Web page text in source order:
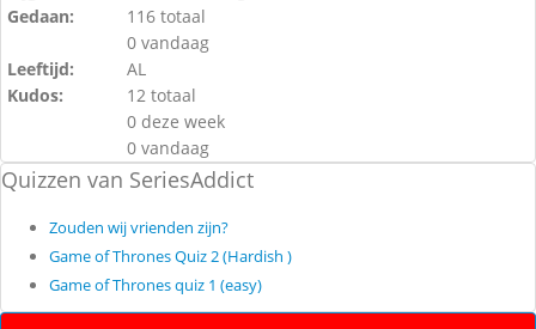
Gedaan:
116 totaal
0 vandaag
Leeftijd:
AL
Kudos:
12 totaal
0 deze week
0 vandaag
Quizzen van SeriesAddict
Zouden wij vrienden zijn?
Game of Thrones Quiz 2 (Hardish )
Game of Thrones quiz 1 (easy)